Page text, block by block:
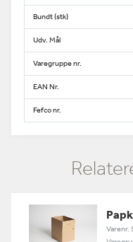
Bundt (stk)
Udv. Mål
Varegruppe nr.
EAN Nr.
Fefco nr.
Varenr.